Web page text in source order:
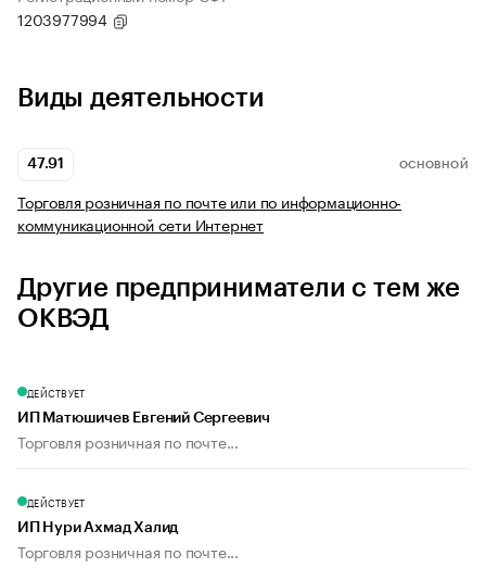
1203977994
Виды деятельности
47.91 ОСНОВНОЙ
Торговля розничная по почте или по информационно-
коммуникационной сети Интернет
Другие предприниматели с тем же
ОКВЭД
ДЕЙСТВУЕТ
ИП Матюшичев Евгений Сергеевич
Торговля розничная по почте...
ДЕЙСТВУЕТ
ИП Нури Ахмад Халид
Торговля розничная по почте...